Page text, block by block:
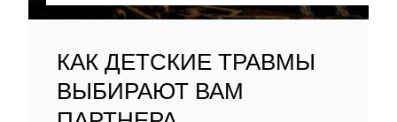
КАК ДЕТСКИЕ ТРАВМЫ
ВЫБИРАЮТ ВАМ